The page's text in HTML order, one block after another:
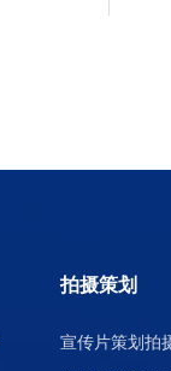
拍摄策划
宣传片策划拍